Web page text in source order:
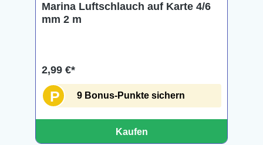
Marina Luftschlauch auf Karte 4/6
mm 2 m
2,99 €*
P 9 Bonus-Punkte sichern
Kaufen